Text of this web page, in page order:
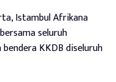
Istambul Afrikana
seluruh
KKDB diseluruh